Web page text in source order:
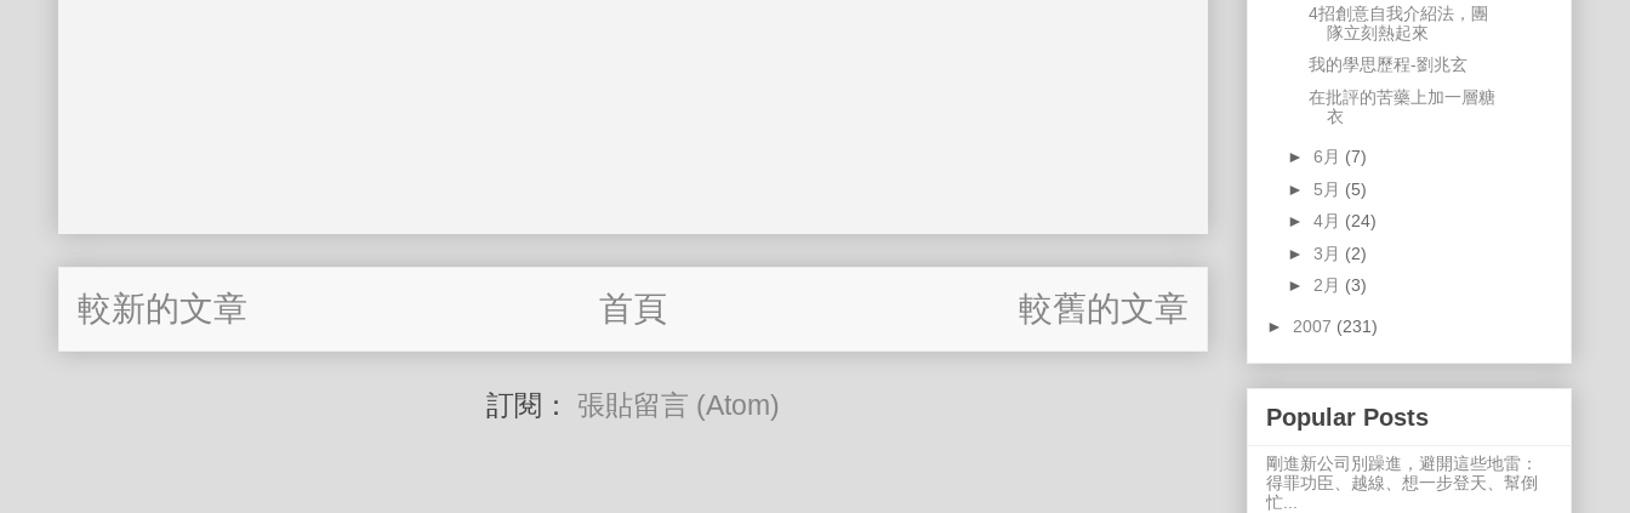
較新的文章 較舊的文章
首頁
訂閱： 張貼留言 (Atom)
4招創意自我介紹法，團
隊立刻熱起來
我的學思歷程-劉兆玄
在批評的苦藥上加一層糖
衣
► 6月 (7)
► 5月 (5)
► 4月 (24)
► 3月 (2)
► 2月 (3)
► 2007 (231)
Popular Posts
剛進新公司別躁進，避開這些地雷：
得罪功臣、越線、想一步登天、幫倒
忙...